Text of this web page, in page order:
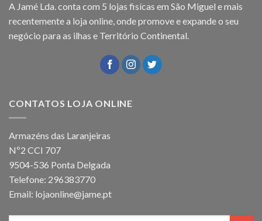
A Jamé Lda. conta com 5 lojas fisícas em São Miguel e mais
recentemente a loja online, onde promove e expande o seu
negócio para as ilhas e Território Continental.
CONTATOS LOJA ONLINE
Armazéns das Laranjeiras
Nº2 CCI 707
9504-536 Ponta Delgada
Telefone: 296383770
Email: lojaonline@jame.pt